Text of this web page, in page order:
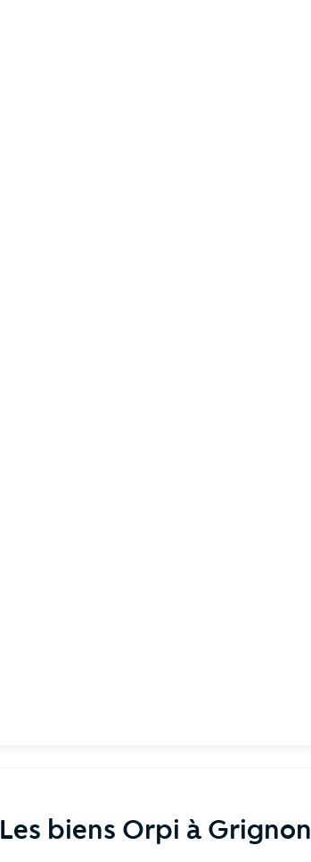
Les biens Orpi à Grignon